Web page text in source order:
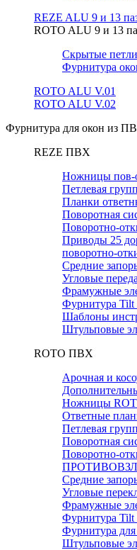
REZE ALU 9 и 13
ROTO ALU 9 и 13
Скрытые
Фурнитура
ROTO ALU V.01
ROTO ALU V.02
Фурнитура для окон из
REZE ПВХ
Ножницы пов-
Петлевая
Планки
Поворотная
Поворотно-
Приводы 25
поворотно-
Средние
Угловые
Фрамужные
Фурнитура Tilt
Шаблоны
Штульповые
RОTO ПВХ
Арочная и
Ножницы
Ответные
Петлевая
Поворотная
Поворотно-
Средние
Угловые
Фрамужные
Фурнитура Tilt
Фурнитура
Штульповые